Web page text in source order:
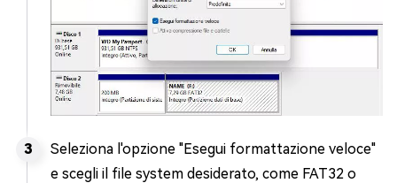
Seleziona l'opzione "Esegui formattazione veloce"
e scegli il file system desiderato, come FAT32 o